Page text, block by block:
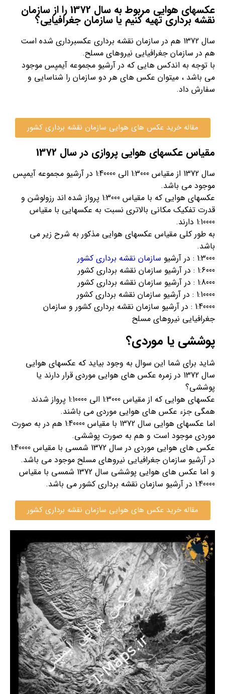
عکسهای هوایی مربوط به سال 1372 را از سازمان
نقشه برداری تهیه کنیم یا سازمان جغرافیایی؟
سال 1372 هم در سازمان نقشه برداری عکسبرداری شده است
هم در سازمان جغرافیایی نیروهای مسلح.
با توجه به اندکس هایی که در آرشیو مجموعه آیمپس موجود
می باشد ، میتوان عکس های هر دو سازمان را شناسایی و
سفارش داد.
مقاله خرید عکس های هوایی سازمان نقشه برداری کشور
مقیاس عکسهای هوایی پروازی در سال 1372
سال 1372 از مقیاس 1:3000 الی 1:40000 در آرشیو مجموعه آیمپس
موجود می باشد.
عکسهای هوایی که با مقیاس 1:3000 پرواز شده اند رزولوشن و
قدرت تفکیک مکانی بالاتری نسبت به عکسهایی با مقیاس
1:10000 دارند.
به طور کلی مقیاس عکسهای هوایی مذکور به شرح زیر می
باشد.
1:3000 : در آرشیو
سازمان نقشه برداری کشور
1:6000 : در آرشیو سازمان نقشه برداری کشور
1:8000 : در آرشیو سازمان نقشه برداری کشور
1:10000 : در آرشیو سازمان نقشه برداری کشور
1:40000 : در آرشیو سازمان نقشه برداری کشور و سازمان
جغرافیایی نیروهای مسلح
پوششی یا موردی؟
شاید برای شما این سوال به وجود بیاید که عکسهای هوایی
سال 1372 در زمره عکس های هوایی موردی قرار دارند یا
پوششی؟
عکسهای هوایی که از مقیاس 1:3000 الی 1:10000 پرواز شدند
همگی جزء عکس های هوایی موردی می باشند.
اما عکسهای هوایی سال 1372 با مقیاس 1:40000 هم در به صورت
موردی موجود است و هم به صورت پوششی.
عکس های هوایی موردی در سال 1372 شمسی با مقیاس 1:40000
در آرشیو سازمان جغرافیایی نیروهای مسلح موجود می باشد.
و اما عکس های هوایی پوششی سال 1372 شمسی با مقیاس
1:40000 در آرشیو سازمان نقشه برداری کشور می باشد.
مقاله خرید عکس های هوایی سازمان نقشه برداری کشور